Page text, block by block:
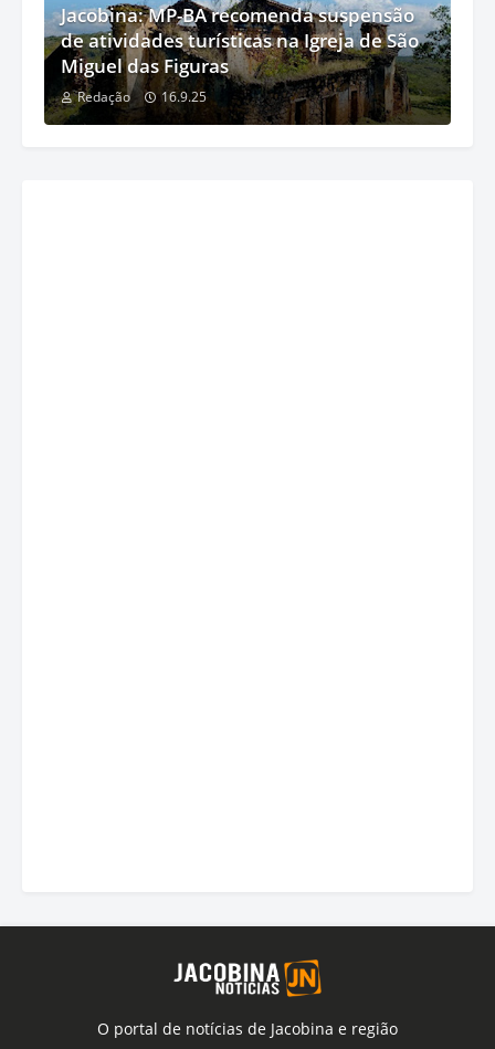
Jacobina: MP-BA recomenda suspensão
de atividades turísticas na Igreja de São
Miguel das Figuras
Redação 16.9.25
O portal de notícias de Jacobina e região